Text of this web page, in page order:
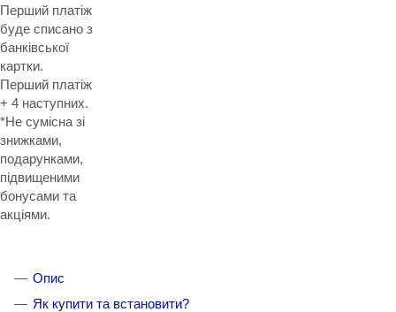
Перший платіж
буде списано з
банківської
картки.
Перший платіж
+ 4 наступних.
*Не сумісна зі
знижками,
подарунками,
підвищеними
бонусами та
акціями.
Опис
Як купити та встановити?